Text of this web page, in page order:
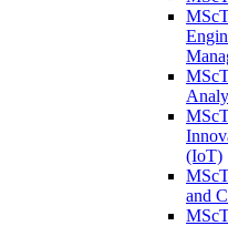
(IoT)
and